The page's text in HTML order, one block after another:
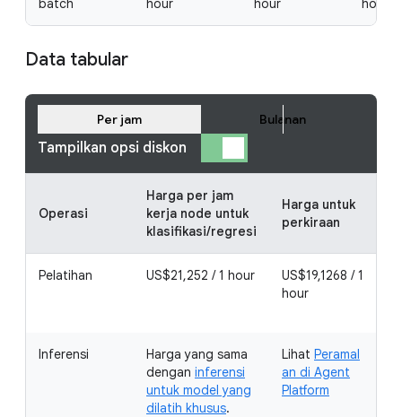
batch
hour
hour
hour
Data tabular
Tampilkan opsi diskon
Per jam Bulanan
Operasi
Harga per jam
kerja node untuk
klasifikasi/regresi
Harga untuk
perkiraan
Pelatihan US$21,252 / 1 hour
US$19,1268 / 1
hour
Inferensi
Harga yang sama
dengan inferensi
untuk model yang
dilatih khusus.
Lihat Peramal
an di Agent
Platform